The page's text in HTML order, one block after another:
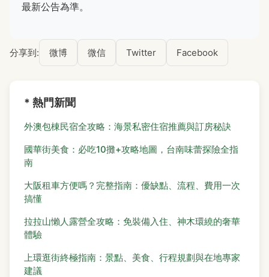
最新公告為準。
分享到: 微博 微信 Twitter Facebook
* 熱門新聞
外澳包棟民宿全攻略：海景私密住宿推薦與訂房秘訣
國華街美食：必吃10攤+攻略地圖，台南味蕾探險全指
南
大阪租車方便嗎？完整指南：優缺點、流程、費用一次
搞懂
拉拉山懶人露營全攻略：免裝備入住、神木環繞的奢華
體驗
上環逛街終極指南：景點、美食、行程規劃與在地專家
建議